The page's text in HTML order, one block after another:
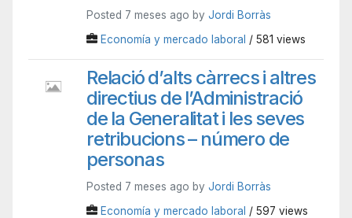
Posted 7 meses ago by Jordi Borràs
Economía y mercado laboral / 581 views
Relació d’alts càrrecs i altres
directius de l’Administració
de la Generalitat i les seves
retribucions – número de
personas
Posted 7 meses ago by Jordi Borràs
Economía y mercado laboral / 597 views